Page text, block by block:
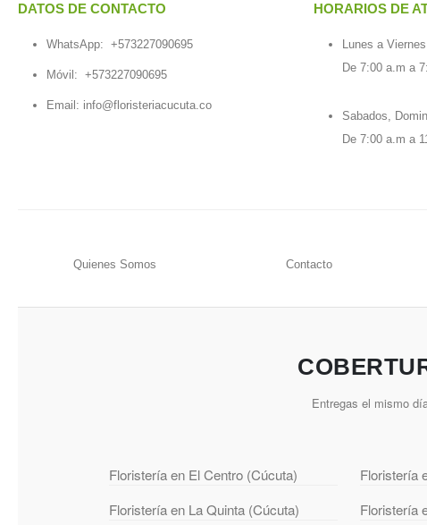
DATOS DE CONTACTO
WhatsApp: +573227090695
Móvil: +573227090695
Email: info@floristeriacucuta.co
HORARIOS DE
Lunes a Viernes
De 7:00 a.m a
Sabados,
De 7:00 a.m a
Quienes Somos Contacto
Entregas el mismo
Floristería en El Centro (Cúcuta) Floristería
Floristería en La Quinta (Cúcuta)
Floristería